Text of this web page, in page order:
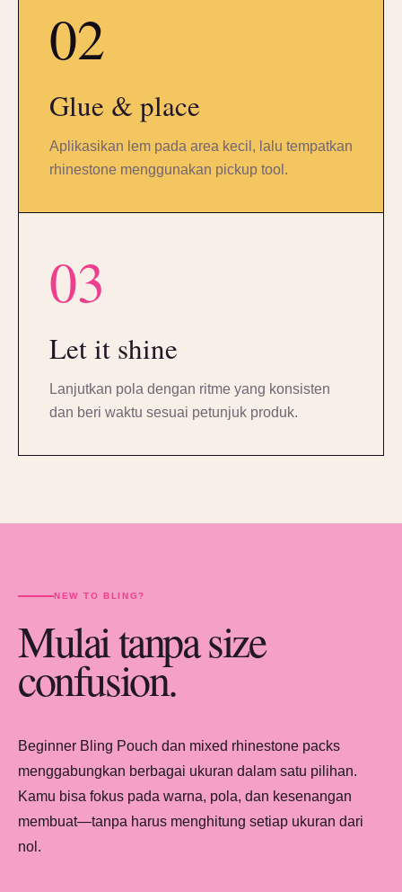
02
Glue & place
Aplikasikan lem pada area kecil, lalu tempatkan
rhinestone menggunakan pickup tool.
03
Let it shine
Lanjutkan pola dengan ritme yang konsisten
dan beri waktu sesuai petunjuk produk.
NEW TO BLING?
Mulai tanpa size
confusion.
Beginner Bling Pouch dan mixed rhinestone packs
menggabungkan berbagai ukuran dalam satu pilihan.
Kamu bisa fokus pada warna, pola, dan kesenangan
membuat—tanpa harus menghitung setiap ukuran dari
nol.